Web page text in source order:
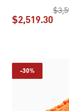
$2,519.30
-30%